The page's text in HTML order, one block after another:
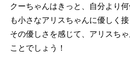
クーちゃんはきっと、自分より
も小さなアリスちゃんに優しく接
その優しさを感じて、アリスち
ことでしょう！